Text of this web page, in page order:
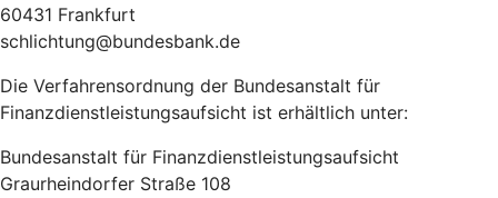
60431 Frankfurt
schlichtung@bundesbank.de
Die Verfahrensordnung der Bundesanstalt für
Finanzdienstleistungsaufsicht ist erhältlich unter:
Bundesanstalt für Finanzdienstleistungsaufsicht
Graurheindorfer Straße 108